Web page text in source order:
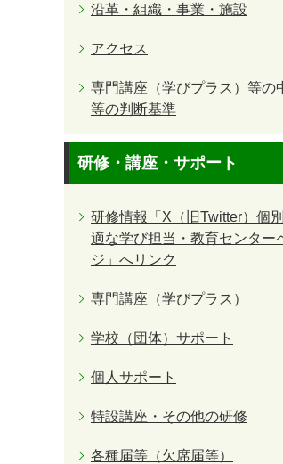
沿革・組織・事業・施設
アクセス
専門講座（学びプラス）等の
等の判断基準
研修・講座・サポート
研修情報「X（旧Twitter）個
適な学び担当・教育センター
ジ」へリンク
専門講座（学びプラス）
学校（団体）サポート
個人サポート
特設講座・その他の研修
各種届等（欠席届等）